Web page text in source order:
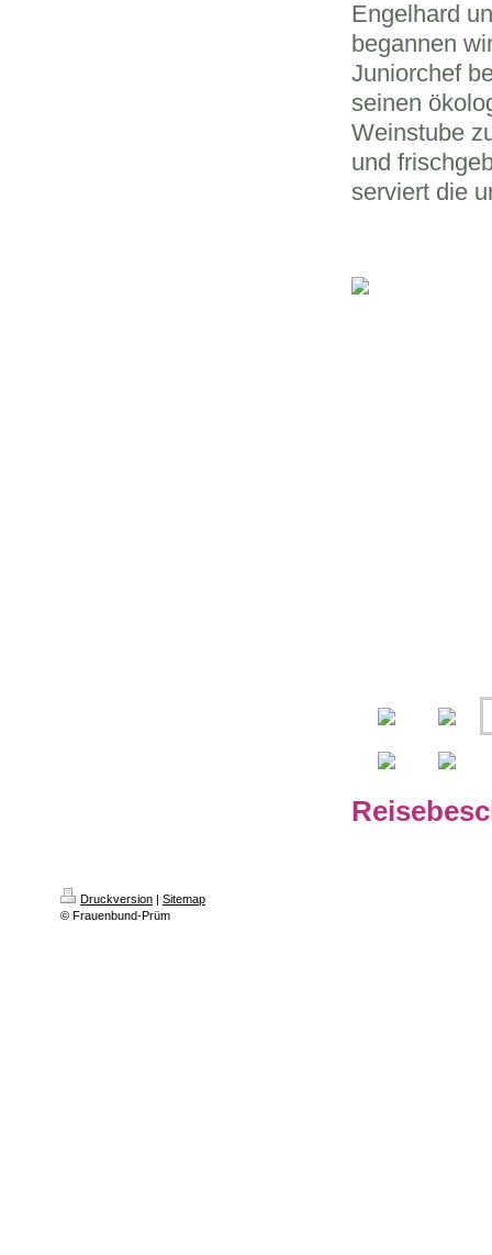
Engelhard
begannen
Juniorchef
seinen
Weinstube
und
serviert die
Druckversion | Sitemap
© Frauenbund-Prüm